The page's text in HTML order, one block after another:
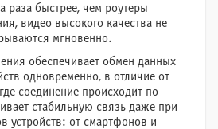
раза быстрее, чем роутеры
видео высокого качества не
мгновенно.
обеспечивает обмен данных
одновременно, в отличие от
соединение происходит по
стабильную связь даже при
устройств: от смартфонов и